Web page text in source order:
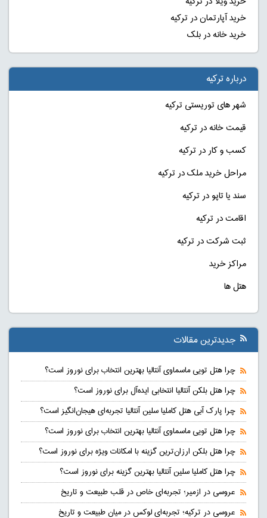
خرید آپارتمان در ترکیه
خرید خانه در بلک
درباره ترکیه
شهر های توریستی ترکیه
قیمت خانه در ترکیه
کسب و کار در ترکیه
مراحل خرید ملک در ترکیه
سند یا تاپو در ترکیه
اقامت در ترکیه
ثبت شرکت در ترکیه
مراکز خرید
هتل ها
جدیدترین مقالات
چرا هتل تویی ماسماوی آنتالیا بهترین انتخاب برای نوروز است؟
چرا هتل بلکن آنتالیا انتخابی ایده‌آل برای نوروز است؟
چرا پارک آبی هتل کاملیا سلین آنتالیا تجربه‌ای هیجان‌انگیز است؟
چرا هتل تویی ماسماوی آنتالیا بهترین انتخاب برای نوروز است؟
چرا هتل بلکن ارزان‌ترین گزینه با امکانات ویژه برای نوروز است؟
چرا هتل کاملیا سلین آنتالیا بهترین گزینه برای نوروز است؟
عروسی در ازمیر؛ تجربه‌ای خاص در قلب طبیعت و تاریخ
عروسی در ترکیه؛ تجربه‌ای لوکس در میان طبیعت و تاریخ